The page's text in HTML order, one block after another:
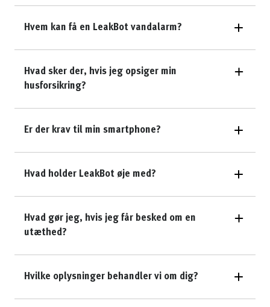
Hvem kan få en LeakBot vandalarm?
Hvad sker der, hvis jeg opsiger min
husforsikring?
Er der krav til min smartphone?
Hvad holder LeakBot øje med?
Hvad gør jeg, hvis jeg får besked om en
utæthed?
Hvilke oplysninger behandler vi om dig?